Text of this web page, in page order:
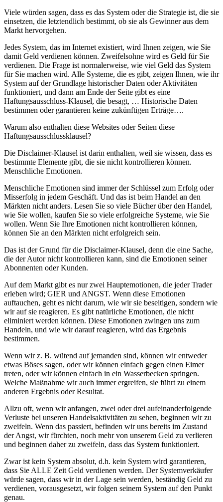
Viele würden sagen, dass es das System oder die Strategie ist, die sie
einsetzen, die letztendlich bestimmt, ob sie als Gewinner aus dem
Markt hervorgehen.
Jedes System, das im Internet existiert, wird Ihnen zeigen, wie Sie
damit Geld verdienen können. Zweifelsohne wird es Geld für Sie
verdienen. Die Frage ist normalerweise, wie viel Geld das System
für Sie machen wird. Alle Systeme, die es gibt, zeigen Ihnen, wie ihr
System auf der Grundlage historischer Daten oder Aktivitäten
funktioniert, und dann am Ende der Seite gibt es eine
Haftungsausschluss-Klausel, die besagt, … Historische Daten
bestimmen oder garantieren keine zukünftigen Erträge….
Warum also enthalten diese Websites oder Seiten diese
Haftungsausschlussklausel?
Die Disclaimer-Klausel ist darin enthalten, weil sie wissen, dass es
bestimmte Elemente gibt, die sie nicht kontrollieren können.
Menschliche Emotionen.
Menschliche Emotionen sind immer der Schlüssel zum Erfolg oder
Misserfolg in jedem Geschäft. Und das ist beim Handel an den
Märkten nicht anders. Lesen Sie so viele Bücher über den Handel,
wie Sie wollen, kaufen Sie so viele erfolgreiche Systeme, wie Sie
wollen. Wenn Sie Ihre Emotionen nicht kontrollieren können,
können Sie an den Märkten nicht erfolgreich sein.
Das ist der Grund für die Disclaimer-Klausel, denn die eine Sache,
die der Autor nicht kontrollieren kann, sind die Emotionen seiner
Abonnenten oder Kunden.
Auf dem Markt gibt es nur zwei Hauptemotionen, die jeder Trader
erleben wird; GIER und ANGST. Wenn diese Emotionen
auftauchen, geht es nicht darum, wie wir sie beseitigen, sondern wie
wir auf sie reagieren. Es gibt natürliche Emotionen, die nicht
eliminiert werden können. Diese Emotionen zwingen uns zum
Handeln, und wie wir darauf reagieren, wird das Ergebnis
bestimmen.
Wenn wir z. B. wütend auf jemanden sind, können wir entweder
etwas Böses sagen, oder wir können einfach gegen einen Eimer
treten, oder wir können einfach in ein Wasserbecken springen.
Welche Maßnahme wir auch immer ergreifen, sie führt zu einem
anderen Ergebnis oder Resultat.
Allzu oft, wenn wir anfangen, zwei oder drei aufeinanderfolgende
Verluste bei unseren Handelsaktivitäten zu sehen, beginnen wir zu
zweifeln. Wenn das passiert, befinden wir uns bereits im Zustand
der Angst, wir fürchten, noch mehr von unserem Geld zu verlieren
und beginnen daher zu zweifeln, dass das System funktioniert.
Zwar ist kein System absolut, d.h. kein System wird garantieren,
dass Sie ALLE Zeit Geld verdienen werden. Der Systemverkäufer
würde sagen, dass wir in der Lage sein werden, beständig Geld zu
verdienen, vorausgesetzt, wir folgen seinem System auf den Punkt
genau.